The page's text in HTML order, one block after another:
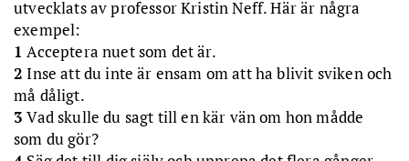
utvecklats av professor Kristin Neff. Här är några
exempel:
1 Acceptera nuet som det är.
2 Inse att du inte är ensam om att ha blivit sviken och
må dåligt.
3 Vad skulle du sagt till en kär vän om hon mådde
som du gör?